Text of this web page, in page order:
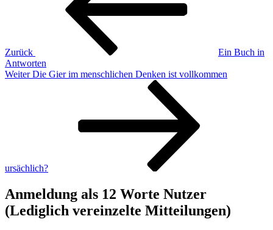
Zurück
Ein Buch in
Antworten
Nächster
Weiter Die Gier im menschlichen Denken ist vollkommen
ursächlich?
Anmeldung als 12 Worte Nutzer
(Lediglich vereinzelte Mitteilungen)